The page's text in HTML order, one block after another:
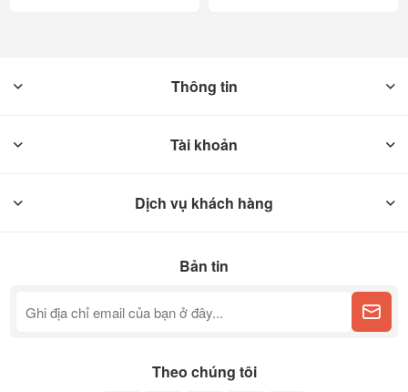
Thông tin
Tài khoản
Dịch vụ khách hàng
Bản tin
Theo chúng tôi